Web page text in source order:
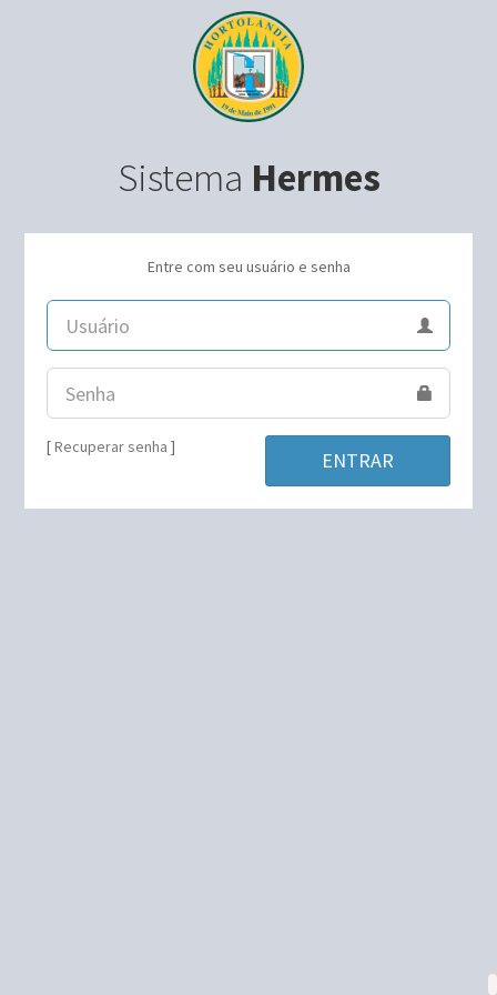
Sistema Hermes
Entre com seu usuário e senha
[Recuperar senha ]
ENTRAR